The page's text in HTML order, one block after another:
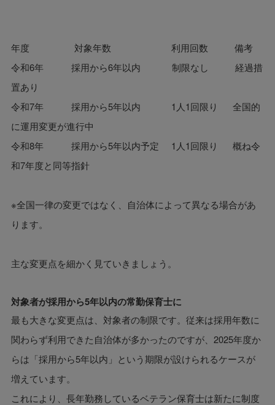
年度 対象年数 利用回数 備考
令和6年 採用から6年以内 制限なし 経過措
置あり
令和7年 採用から5年以内 1人1回限り 全国的
に運用変更が進行中
令和8年 採用から5年以内予定 1人1回限り 概ね令
和7年度と同等指針
※全国一律の変更ではなく、自治体によって異なる場合があ
ります。
主な変更点を細かく見ていきましょう。
対象者が採用から5年以内の常勤保育士に
最も大きな変更点は、対象者の制限です。従来は採用年数に
関わらず利用できた自治体が多かったのですが、2025年度か
らは「採用から5年以内」という期限が設けられるケースが
増えています。
これにより、長年勤務しているベテラン保育士は新たに制度